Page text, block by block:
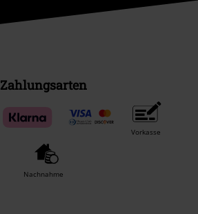
Zahlungsarten
Vorkasse
Nachnahme